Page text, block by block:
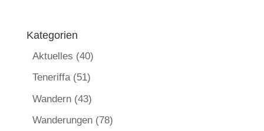
Kategorien
Aktuelles (40)
Teneriffa(51)
Wandern(43)
Wanderungen(78)